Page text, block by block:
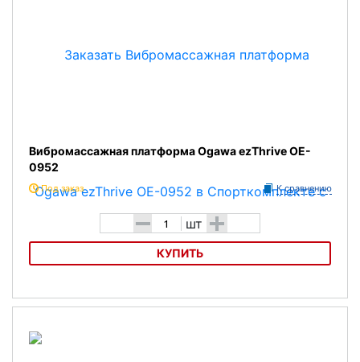
Вибромассажная платформа Ogawa ezThrive OE-
0952
Под заказ К сравнению
- шт +
КУПИТЬ
Вибромассажная платформа Ogawa ezThrive OE-0952